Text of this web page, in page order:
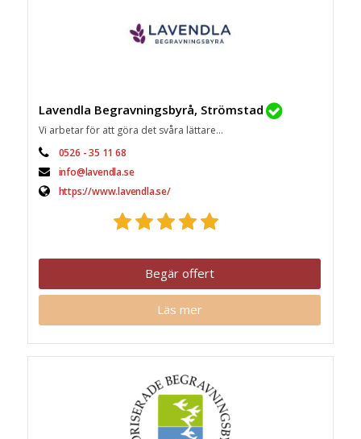
Lavendla Begravningsbyrå, Strömstad
Vi arbetar för att göra det svåra lättare...
0526 - 35 11 68
info@lavendla.se
https://www.lavendla.se/
Begär offert
Läs mer